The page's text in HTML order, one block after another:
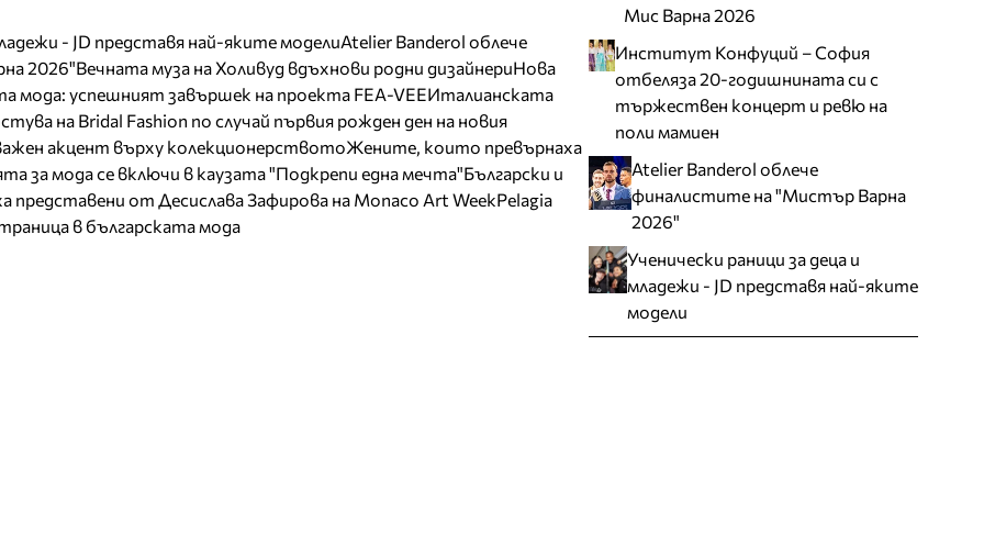
- JD представя най-яките моделиAtelier Banderol облече
2026"Вечната муза на Холивуд вдъхнови родни дизайнериНова
мода: успешният завършек на проекта FEA-VEEИталианската
на Bridal Fashion по случай първия рожден ден на новия
акцент върху колекционерствотоЖените, които превърнаха
за мода се включи в каузата "Подкрепи една мечта"Български и
представени от Десислава Зафирова на Monaco Art WeekPelagia
в българската мода
Мис Варна 2026
Институт Конфуций – София
отбеляза 20-годишнината си с
тържествен концерт и ревю на
поли мамиен
Atelier Banderol облече
финалистите на "Мистър Варна
2026"
Ученически раници за деца и
младежи - JD представя най-яките
модели